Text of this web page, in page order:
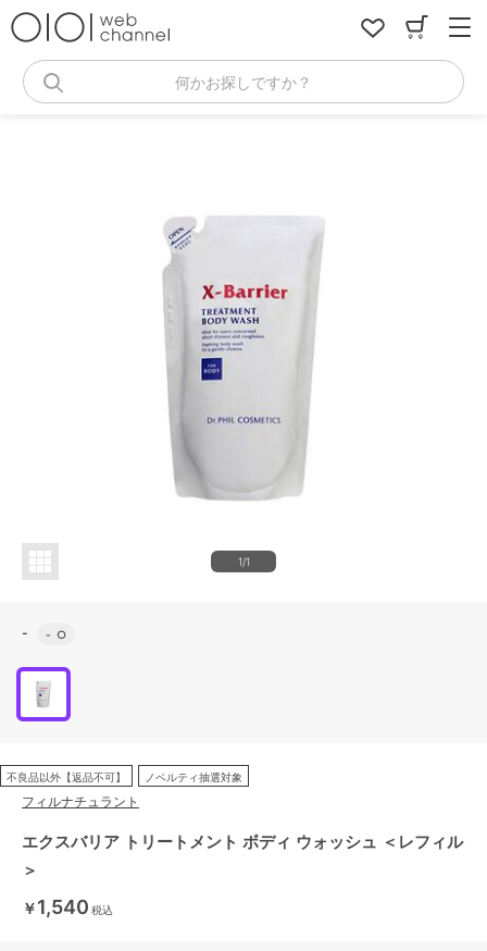
何かお探しですか？
1/1
- - ○
不良品以外【返品不可】 ノベルティ抽選対象
フィルナチュラント
エクスバリア トリートメント ボディ ウォッシュ ＜レフィル
＞
￥1,540 税込